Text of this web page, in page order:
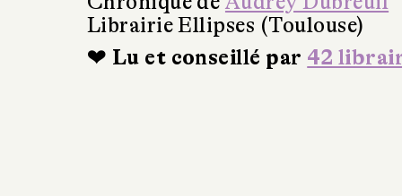
Librairie Ellipses (Toulouse)
❤ Lu et conseillé par 42